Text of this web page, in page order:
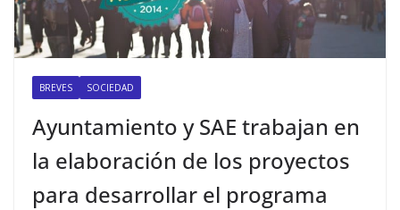
BREVES SOCIEDAD
Ayuntamiento y SAE trabajan en
la elaboración de los proyectos
para desarrollar el programa